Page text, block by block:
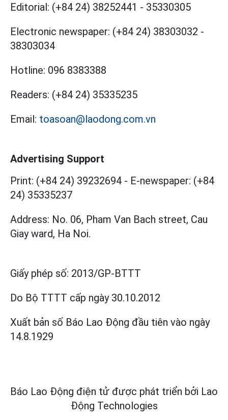
Editorial: (+84 24) 38252441 - 35330305
Electronic newspaper: (+84 24) 38303032 -
38303034
Hotline: 096 8383388
Readers: (+84 24) 35335235
Email: toasoan@laodong.com.vn
Advertising Support
Print: (+84 24) 39232694 - E-newspaper: (+84
24) 35335237
Address: No. 06, Pham Van Bach street, Cau
Giay ward, Ha Noi.
Giấy phép số: 2013/GP-BTTT
Do Bộ TTTT cấp ngày 30.10.2012
Xuất bản số Báo Lao Động đầu tiên vào ngày
14.8.1929
Báo Lao Động điện tử được phát triển bởi Lao
Động Technologies